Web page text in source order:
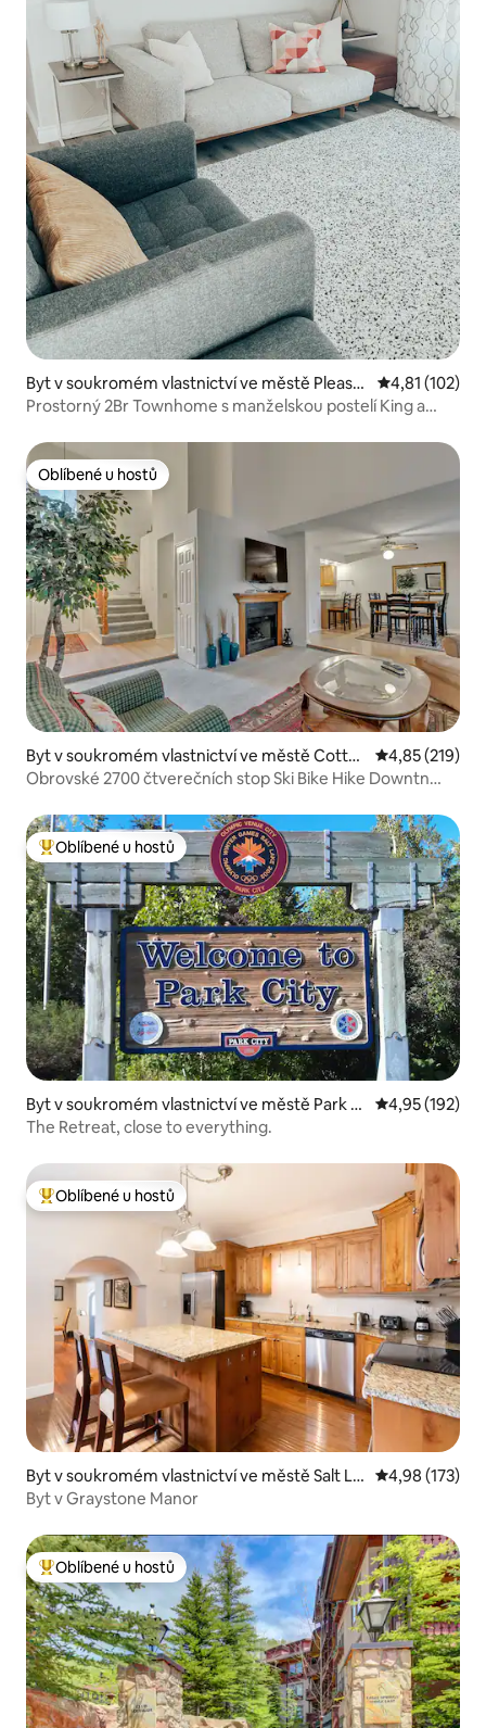
Byt v soukromém vlastnictví ve městě Pleasa
nt Grove
Průměrné
4,81 (102)
Prostorný 2Br Townhome s manželskou postelí King a
Oblíbené u hostů
Oblíbené u hostů
Byt v soukromém vlastnictví ve městě Cotto
nwood Heights
Průměrné
4,85 (219)
Obrovské 2700 čtverečních stop Ski Bike Hike Downtn
Nejlepší v kategorii Oblíbené u hostů
Oblíbené u hostů
Byt v soukromém vlastnictví ve městě Park Ci
ty
Průměrné
4,95 (192)
The Retreat, close to everything.
Nejlepší v kategorii Oblíbené u hostů
Oblíbené u hostů
Byt v soukromém vlastnictví ve městě Salt La
ke City
Průměrné
4,98 (173)
Byt v Graystone Manor
Nejlepší v kategorii Oblíbené u hostů
Oblíbené u hostů